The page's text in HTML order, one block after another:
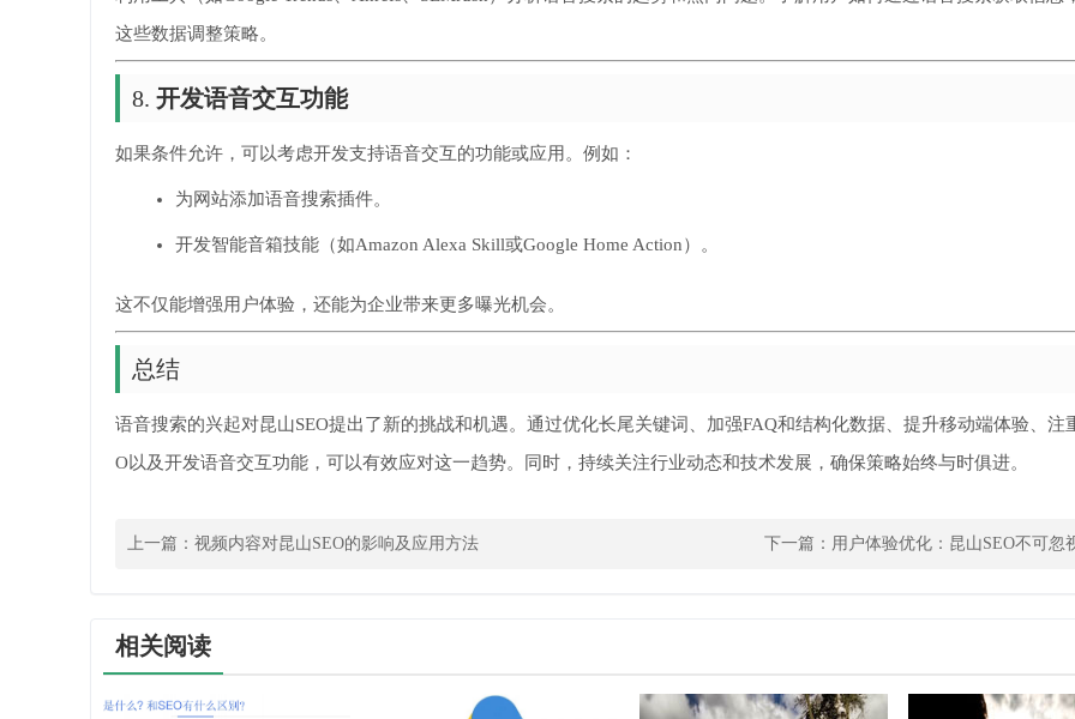
这些数据调整策略。
8. 开发语音交互功能
如果条件允许，可以考虑开发支持语音交互的功能或应用。例如：
为网站添加语音搜索插件。
开发智能音箱技能（如Amazon Alexa Skill或Google Home Action）。
这不仅能增强用户体验，还能为企业带来更多曝光机会。
总结
语音搜索的兴起对昆山SEO提出了新的挑战和机遇。通过优化长尾关键词、加强FAQ和结构化数据、提升移动端体验、注
O以及开发语音交互功能，可以有效应对这一趋势。同时，持续关注行业动态和技术发展，确保策略始终与时俱进。
上一篇： 视频内容对昆山SEO的影响及应用方法 下一篇： 用户体验优化：昆山SEO不可忽
相关阅读